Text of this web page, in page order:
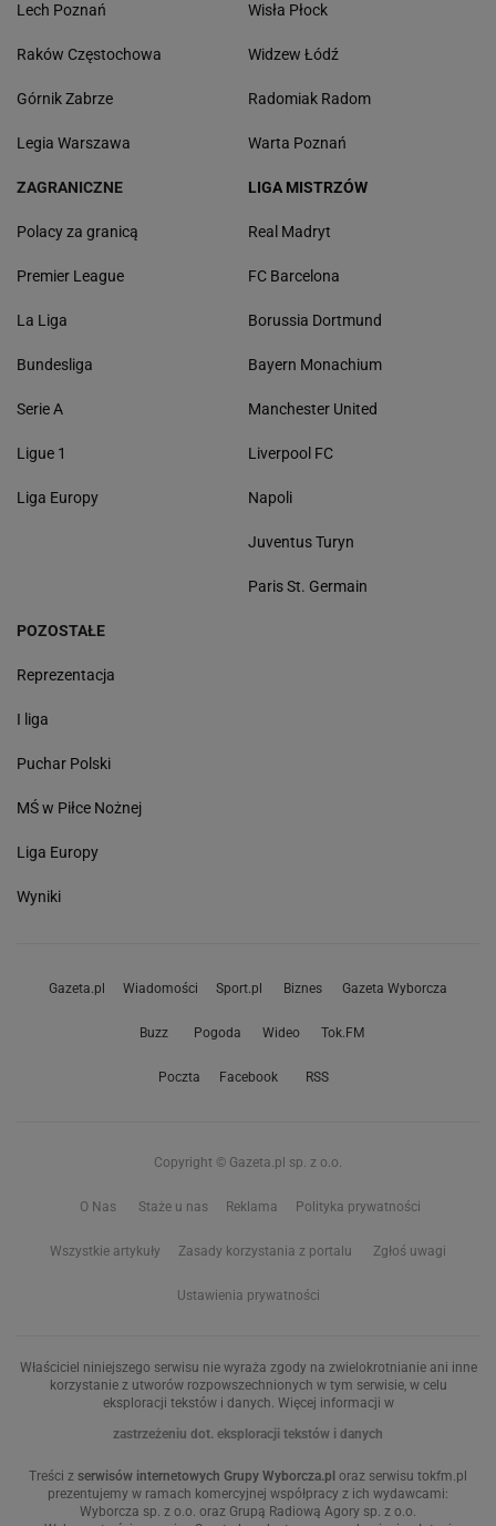
Lech Poznań
Raków Częstochowa
Górnik Zabrze
Legia Warszawa
Wisła Płock
Widzew Łódź
Radomiak Radom
Warta Poznań
ZAGRANICZNE
Polacy za granicą
Premier League
La Liga
Bundesliga
Serie A
Ligue 1
Liga Europy
LIGA MISTRZÓW
Real Madryt
FC Barcelona
Borussia Dortmund
Bayern Monachium
Manchester United
Liverpool FC
Napoli
Juventus Turyn
Paris St. Germain
POZOSTAŁE
Reprezentacja
I liga
Puchar Polski
MŚ w Piłce Nożnej
Liga Europy
Wyniki
Gazeta.pl Wiadomości Sport.pl Biznes Gazeta Wyborcza
Buzz Pogoda Wideo Tok.FM
Poczta Facebook RSS
Copyright © Gazeta.pl sp. z o.o.
O Nas Staże u nas Reklama Polityka prywatności
Wszystkie artykuły Zasady korzystania z portalu Zgłoś uwagi
Ustawienia prywatności
Właściciel niniejszego serwisu nie wyraża zgody na zwielokrotnianie ani inne
korzystanie z utworów rozpowszechnionych w tym serwisie, w celu
eksploracji tekstów i danych. Więcej informacji w
zastrzeżeniu dot. eksploracji tekstów i danych
Treści z serwisów internetowych Grupy Wyborcza.pl oraz serwisu tokfm.pl
prezentujemy w ramach komercyjnej współpracy z ich wydawcami:
Wyborcza sp. z o.o. oraz Grupą Radiową Agory sp. z o.o.